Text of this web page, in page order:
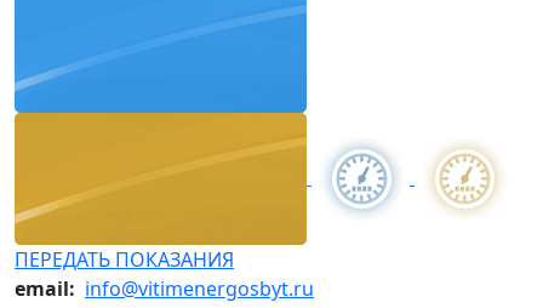
ПЕРЕДАТЬ ПОКАЗАНИЯ
email: info@vitimenergosbyt.ru